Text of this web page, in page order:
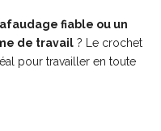
fiable ou un
de travail ? Le crochet
pour travailler en toute